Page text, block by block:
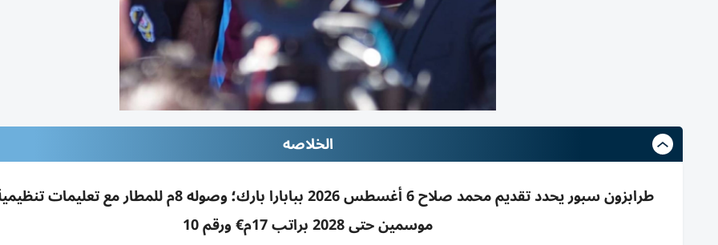
الخلاصه
طرابزون سبور يحدد تقديم محمد صلاح 6 أغسطس 2026 ببابارا بارك؛ وصوله 8م للمطار مع
موسمين حتى 2028 براتب 17م€ ورقم 10